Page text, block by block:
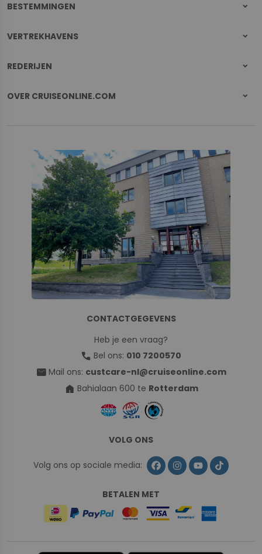
BESTEMMINGEN
VERTREKHAVENS
REDERIJEN
OVER CRUISEONLINE.COM
CONTACTGEGEVENS
Heb je een vraag?
call Bel ons: 010 7200570
mail Mail ons: custcare-nl@cruiseonline.com
home Bahialaan 600 te Rotterdam
VOLG ONS
Volg ons op sociale media:
BETALEN MET